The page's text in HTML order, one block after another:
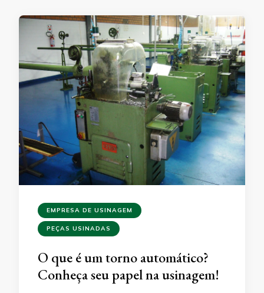
EMPRESA DE USINAGEM
PEÇAS USINADAS
O que é um torno automático?
Conheça seu papel na usinagem!